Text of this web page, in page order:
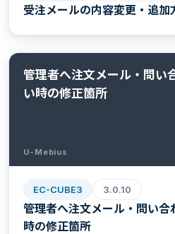
受注メールの内容変更・追加
管理者へ注文メール・問い
い時の修正箇所
U-Mebius
EC-CUBE3 3.0.10
管理者へ注文メール・問い合
時の修正箇所